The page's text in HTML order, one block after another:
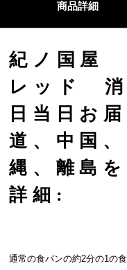
商品詳細
紀ノ国屋
レッド 消
日当日お
道、中国
縄、離島
詳細:
通常の食パンの約2分の1の食